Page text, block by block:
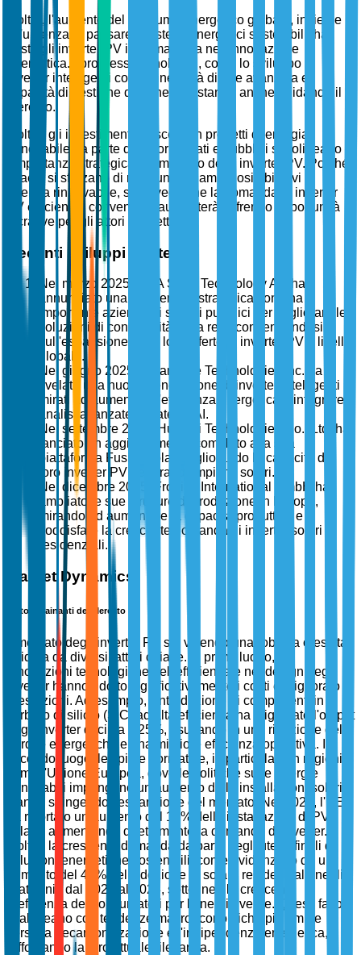
Inoltre, l'aumento del consumo energetico globale, insieme
all'urgenza di passare a sistemi energetici sostenibili, ha
posto gli inverter PV in prima linea nell'innovazione
energetica. I progressi tecnologici, come lo sviluppo di
inverter intelligenti con connettività di rete avanzata e
capacità di gestione dell'energia, stanno anche guidando il
mercato.
Inoltre, gli investimenti crescenti in progetti di energia
rinnovabile da parte di settori privati e pubblici sottolineano
l'importanza strategica del mercato degli inverter PV. Poiché
i paesi si sforzano di raggiungere ambiziosi obiettivi di
energia rinnovabile, si prevede che la domanda di inverter
PV efficienti e convenienti aumenterà, offrendo opportunità
lucrative per gli attori del settore.
Recenti sviluppi strategici
Nel marzo 2025, SMA Solar Technology AG ha
annunciato una partnership strategica con una
importante azienda di servizi pubblici per migliorare le
soluzioni di connettività della rete, concentrandosi
sull'espansione delle loro offerte di inverter PV a livello
globale.
Nel giugno 2025, SolarEdge Technologies Inc. ha
svelato una nuova generazione di inverter intelligenti
mirati ad aumentare l'efficienza energetica e integrare
analisi avanzate basate su AI.
Nel settembre 2025, Huawei Technologies Co., Ltd. ha
lanciato un aggiornamento completo alla sua
piattaforma FusionSolar, migliorando le capacità dei
loro inverter PV per grandi impianti solari.
Nel dicembre 2025, Fronius International GmbH ha
ampliato le sue strutture di produzione in Europa,
mirando ad aumentare la capacità produttiva e
soddisfare la crescente domanda di inverter solari
residenziali.
Market Dynamics
Fattori Trainanti del Mercato
Il mercato degli inverter PV sta vivendo una robusta crescita
guidata da diversi fattori chiave. In primo luogo, le
innovazioni tecnologiche nell'efficienza e nel design degli
inverter hanno ridotto significativamente i costi e migliorato le
prestazioni. Ad esempio, l'introduzione di componenti in
carburo di silicio (SiC) ad alta efficienza ha migliorato l'output
degli inverter di circa il 25%, risultando in una riduzione delle
perdite energetiche e una migliore efficienza operativa. In
secondo luogo, le spinte normative, in particolare in regioni
come l'Unione Europea, dove le politiche sulle energie
rinnovabili impongono un aumento delle installazioni solari,
stanno spingendo l'espansione del mercato. Nel 2023, l'UE
ha riportato un aumento del 15% delle installazioni di PV
solare, aumentando direttamente la domanda di inverter.
Inoltre, la crescente domanda da parte degli utenti finali di
soluzioni energetiche sostenibili, come evidenziato da un
aumento del 40% nell'adozione di solare residenziale negli
Stati Uniti dal 2022 al 2023, sottolinea la crescente
preferenza dei consumatori per l'energia verde. Questi fattori
si allineano con tendenze macroeconomiche più ampie
verso la decarbonizzazione e l'indipendenza energetica,
rafforzando la loro attuale rilevanza.